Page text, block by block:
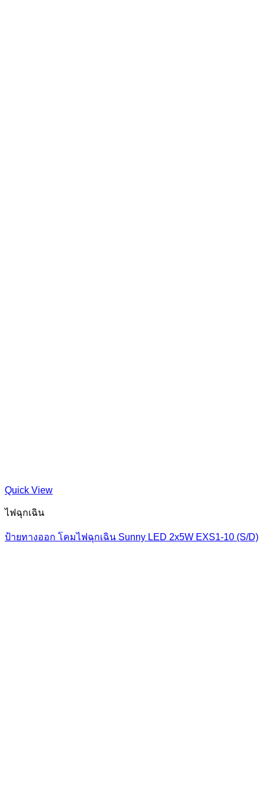
Quick View
ไฟฉุกเฉิน
ป้ายทางออก โคมไฟฉุกเฉิน Sunny LED 2x5W EXS1-10 (S/D)